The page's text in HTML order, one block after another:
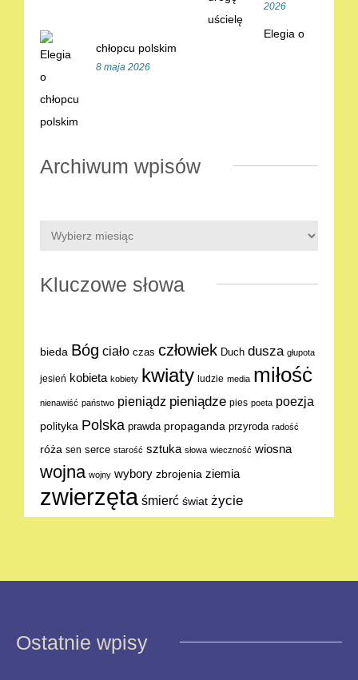
2026
Elegia o
chłopcu polskim
8 maja 2026
Archiwum wpisów
Kluczowe słowa
bieda Bóg ciało czas człowiek Duch dusza głupota
jesień kobieta kobiety kwiaty ludzie media miłośċ
nienawiść państwo pieniądz pieniądze pies poeta poezja
polityka Polska prawda propaganda przyroda radość
róża sen serce starość sztuka słowa wieczność wiosna
wojna wojny wybory zbrojenia ziemia
zwierzęta śmierć świat życie
Ostatnie wpisy